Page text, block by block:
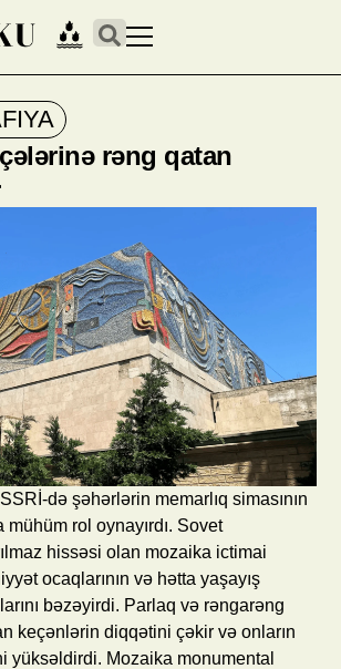
rəng qatan
də şəhərlərin memarlıq simasının
mühüm rol oynayırdı. Sovet
hissəsi olan mozaika ictimai
ocaqlarının və hətta yaşayış
bəzəyirdi. Parlaq və rəngarəng
keçənlərin diqqətini çəkir və onların
yüksəldirdi. Mozaika monumental